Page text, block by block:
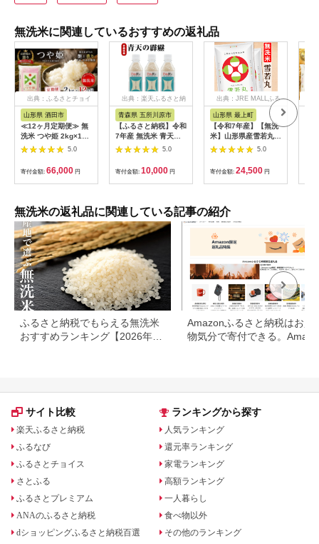
無洗米に関連しているおすすめの返礼品
出典：ふるさとチョイ
山形県 酒田市
≪12ヶ月定期便≫ 無
洗米 つや姫 2kg×12
ヶ月連続 計24kg 特別
栽培米 山形県産 毎月
下旬にお届け 東北 山
形県 酒田市 庄内地方
ブランド米 白米 精米
12回 節水 TO 東北食
糧 SH0083
5.0
寄付金額: 66,000 円
出典：楽天ふるさと納
青森県 五所川原市
【ふるさと納税】令和
7年産 無洗米 青天の
霹靂 2合 (300g) 3本 /
24本 / 特A 米 ペット
ボトル 贈り物 ギフト
贈答 常温保存 備蓄 晴
天の霹靂 お米 青森県
5.0
寄付金額: 10,000 円
出典：JRE MALLふる
さと納税
山形県 最上町
【令和7年産】【無洗
米】山形県産雪若丸
10kg
5.0
寄付金額: 24,500 円
無洗米の返礼品に関連している記事の紹介
ふるさと納税でもらえる無洗米
おすすめランキング【2026年最
Amazonふるさと納税はお買
物気分で寄付できる。
サイト比較
楽天ふるさと納税
ふるなび
ふるさとチョイス
さとふる
ふるさとプレミアム
ANAのふるさと納税
dショッピングふるさと納税百選
ランキングから探す
人気ランキング
還元率ランキング
家電ランキング
高額ランキング
一人暮らし
食べ物以外
その他のランキング